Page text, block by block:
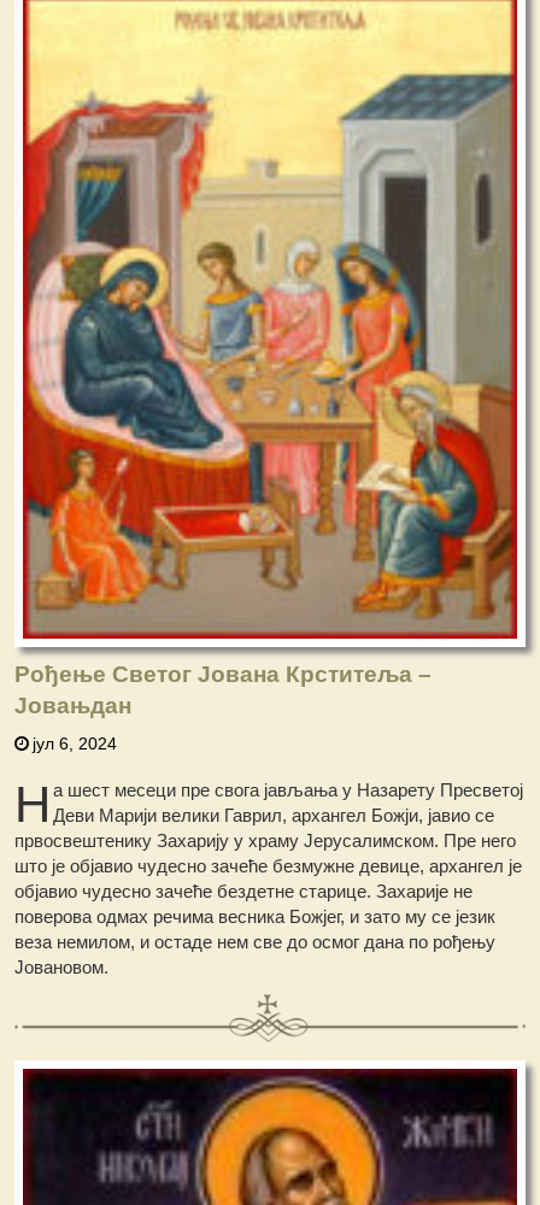
Рођење Светог Јована Крститеља –
Јовањдан
јул 6, 2024
Н а шест месеци пре свога јављања у Назарету Пресветој
Деви Марији велики Гаврил, архангел Божји, јавио се
првосвештенику Захарију у храму Јерусалимском. Пре него
што је објавио чудесно зачеће безмужне девице, архангел је
објавио чудесно зачеће бездетне старице. Захарије не
поверова одмах речима весника Божјег, и зато му се језик
веза немилом, и остаде нем све до осмог дана по рођењу
Јовановом.